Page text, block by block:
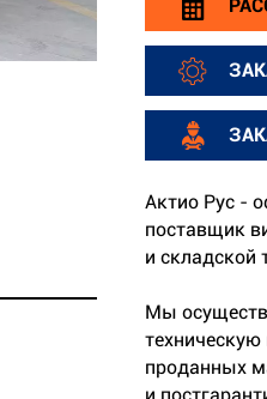
Актио Рус -
поставщик
и складской
Мы
проданных
и